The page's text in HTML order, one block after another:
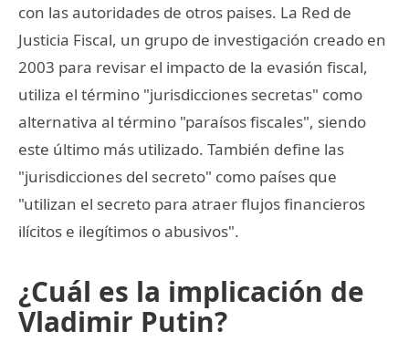
con las autoridades de otros paises. La Red de
Justicia Fiscal, un grupo de investigación creado en
2003 para revisar el impacto de la evasión fiscal,
utiliza el término "jurisdicciones secretas" como
alternativa al término "paraísos fiscales", siendo
este último más utilizado. También define las
"jurisdicciones del secreto" como países que
"utilizan el secreto para atraer flujos financieros
ilícitos e ilegítimos o abusivos".
¿Cuál es la implicación de
Vladimir Putin?